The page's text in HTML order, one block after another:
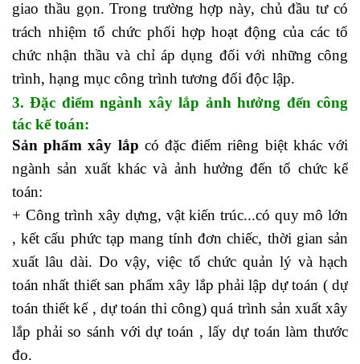
giao thầu gọn. Trong trường hợp này, chủ đầu tư có
trách nhiệm tổ chức phối hợp hoạt động của các tổ
chức nhận thầu và chỉ áp dụng đối với những công
trình, hạng mục công trình tương đối độc lập.
3. Đặc điểm ngành xây lắp ảnh hưởng đến công
tác kế toán:
Sản phẩm xây lắp có đặc điểm riêng biệt khác với
ngành sản xuất khác và ảnh hưởng đến tổ chức kế
toán:
+ Công trình xây dựng, vật kiến trúc...có quy mô lớn
, kết cấu phức tạp mang tính đơn chiếc, thời gian sản
xuất lâu dài. Do vậy, việc tổ chức quản lý và hạch
toán nhất thiết san phẩm xây lắp phải lập dự toán ( dự
toán thiết kế , dự toán thi công) quá trình sản xuất xây
lắp phải so sánh với dự toán , lấy dự toán làm thước
đo.